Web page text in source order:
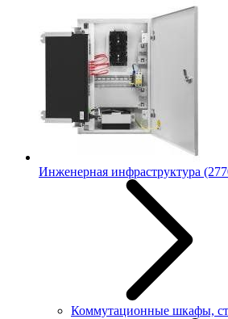
Инженерная инфраструктура
Коммутационные шкафы,